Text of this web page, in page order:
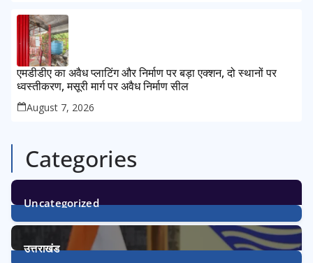
एमडीडीए का अवैध प्लाटिंग और निर्माण पर बड़ा एक्शन, दो स्थानों पर
ध्वस्तीकरण, मसूरी मार्ग पर अवैध निर्माण सील
August 7, 2026
Categories
Uncategorized
1Post
उत्तराखंड